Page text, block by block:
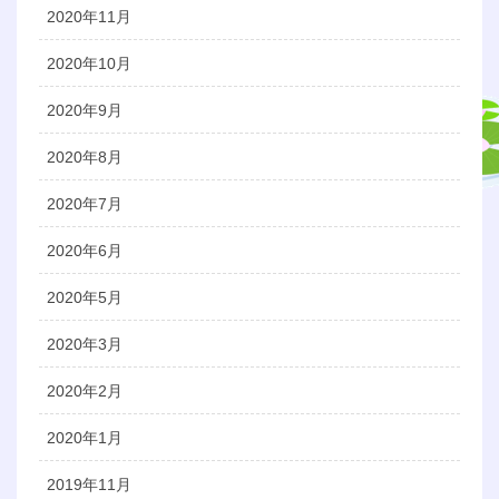
2020年11月
2020年10月
2020年9月
2020年8月
2020年7月
2020年6月
2020年5月
2020年3月
2020年2月
2020年1月
2019年11月